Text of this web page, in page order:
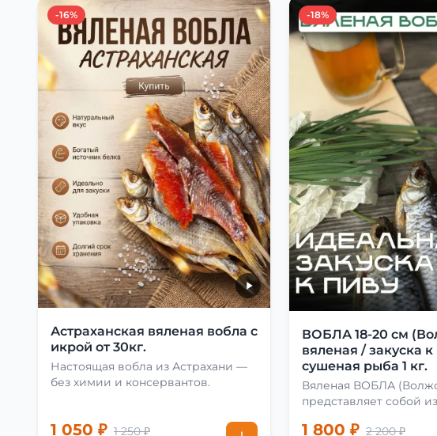
-16%
Астраханская вяленая вобла с
икрой от 30кг.
Настоящая вобла из Астрахани —
без химии и консервантов.
1 050 ₽ 1 250 ₽
-18%
ВОБЛА 18-20 см
вяленая / закуска
сушеная рыба 1 кг.
Вяленая ВОБЛА
представляет собой
удовлетворить даже
1 800 ₽ 2 200 ₽